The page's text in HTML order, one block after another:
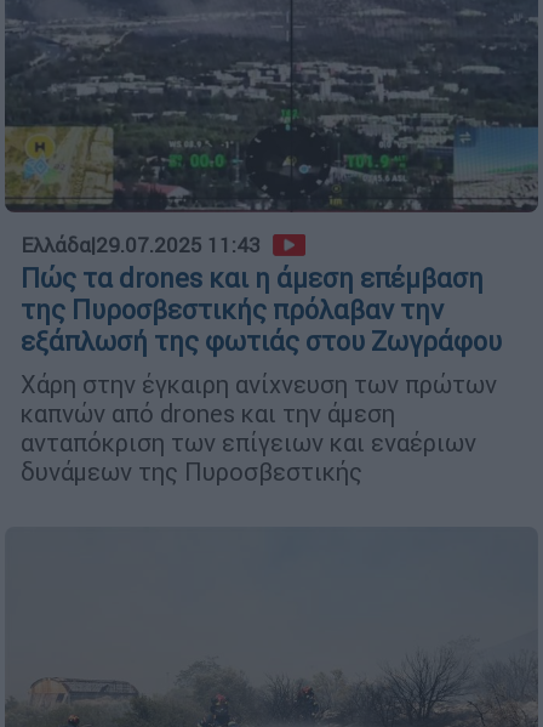
Ελλάδα|29.07.2025 11:43
Πώς τα drones και η άμεση επέμβαση
της Πυροσβεστικής πρόλαβαν την
εξάπλωσή της φωτιάς στου Ζωγράφου
Χάρη στην έγκαιρη ανίχνευση των πρώτων
καπνών από drones και την άμεση
ανταπόκριση των επίγειων και εναέριων
δυνάμεων της Πυροσβεστικής